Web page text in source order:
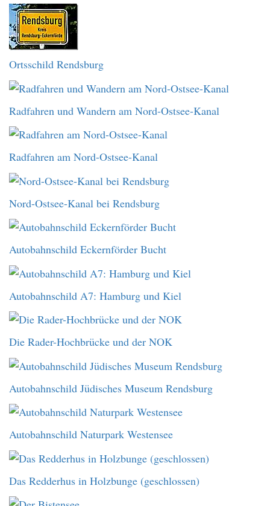
Ortsschild Rendsburg
Radfahren und Wandern am Nord-Ostsee-Kanal
Radfahren am Nord-Ostsee-Kanal
Nord-Ostsee-Kanal bei Rendsburg
Autobahnschild Eckernförder Bucht
Autobahnschild A7: Hamburg und Kiel
Die Rader-Hochbrücke und der NOK
Autobahnschild Jüdisches Museum Rendsburg
Autobahnschild Naturpark Westensee
Das Redderhus in Holzbunge (geschlossen)